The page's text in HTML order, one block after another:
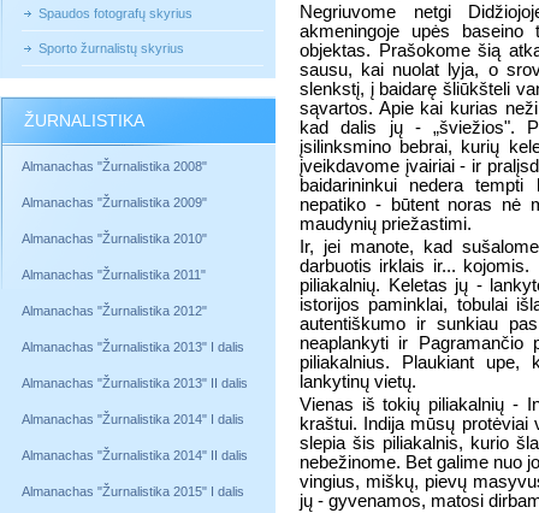
Spaudos fotografų skyrius
Sporto žurnalistų skyrius
ŽURNALISTIKA
Almanachas "Žurnalistika 2008"
Almanachas "Žurnalistika 2009"
Almanachas "Žurnalistika 2010"
Almanachas "Žurnalistika 2011"
Almanachas "Žurnalistika 2012"
Almanachas "Žurnalistika 2013" I dalis
Almanachas "Žurnalistika 2013" II dalis
Almanachas "Žurnalistika 2014" I dalis
Almanachas "Žurnalistika 2014" II dalis
Almanachas "Žurnalistika 2015" I dalis
Negriuvome netgi
akmeningoje upės baseino
objektas. Prašokome šią
sausu, kai nuolat lyja, o
slenkstį, į baidarę šliūkšteli
sąvartos. Apie kai kurias
kad dalis jų - „šviežios".
įsilinksmino bebrai, kurių
įveikdavome įvairiai - ir
baidarininkui nedera
nepatiko - būtent noras nė
maudynių priežastimi.
Ir, jei manote, kad
darbuotis irklais ir... kojomis.
piliakalnių. Keletas jų -
istorijos paminklai, tobulai
autentiškumo ir sunkiau
neaplankyti ir Pagramančio
piliakalnius. Plaukiant upe,
lankytinų vietų.
Vienas iš tokių piliakalnių -
kraštui. Indija mūsų
slepia šis piliakalnis, kurio
nebežinome. Bet galime nuo
vingius, miškų, pievų
jų - gyvenamos, matosi